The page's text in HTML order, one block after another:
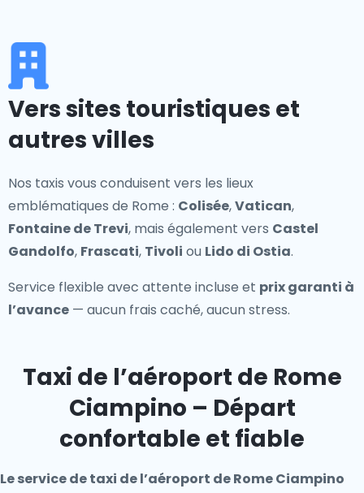
Vers sites touristiques et
autres villes
Nos taxis vous conduisent vers les lieux
emblématiques de Rome : Colisée,Vatican,
Fontaine de Trevi, mais également vers Castel
Gandolfo, Frascati, Tivoli ou Lido di Ostia.
Service flexible avec attente incluse et prix garanti à
l’avance — aucun frais caché, aucun stress.
Taxi de l’aéroport de Rome
Ciampino – Départ
confortable et fiable
Le service de taxi de l’aéroport de Rome Ciampino